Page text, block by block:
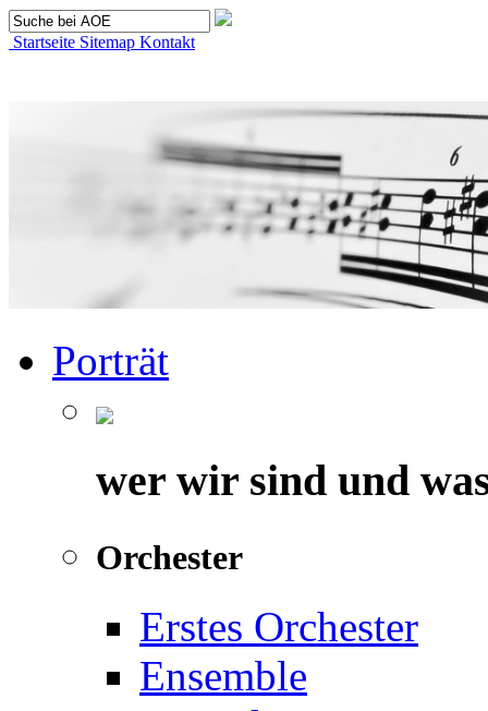
Startseite Sitemap Kontakt
Porträt
wer wir sind und
Orchester
Erstes Orchester
Ensemble